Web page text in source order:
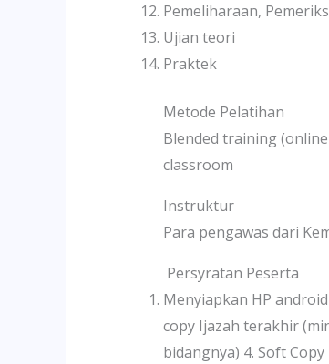
Pemeliharaan,
Ujian teori
Praktek
Metode Pelatihan
Blended training
classroom
Instruktur
Para pengawas dari
Persyratan Peserta
Menyiapkan HP
copy Ijazah terakhir
bidangnya) 4. Soft